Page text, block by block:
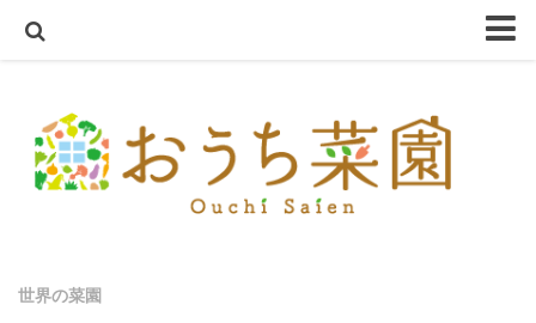
おうち菜園とは
SHOP
アクアスプラウトSV～さかな畑～
オーガニック種子
世界の菜園